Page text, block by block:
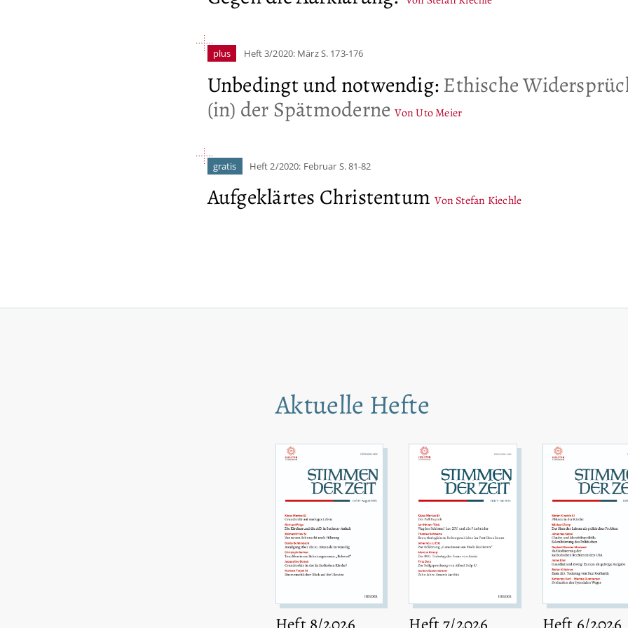
plus Heft 3/2020: MärzS. 173-176
Unbedingt und notwendig:Ethische
(in) der Spätmoderne Von Uto Meier
gratis Heft 2/2020: Februar S. 81-82
Aufgeklärtes Christentum Von Stefan Kiechle
Aktuelle Hefte